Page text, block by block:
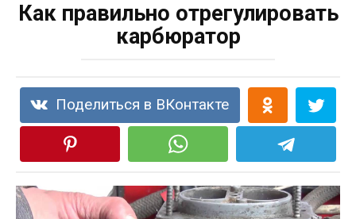
Как правильно отрегулировать
карбюратор
Поделиться в ВКонтакте